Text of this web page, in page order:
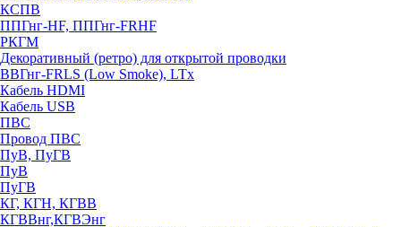
КСПВ
ППГнг-HF, ППГнг-FRHF
РКГМ
Декоративный (ретро) для открытой проводки
ВВГнг-FRLS (Low Smoke), LTx
Кабель HDMI
Кабель USB
ПВС
Провод ПВС
ПуВ, ПуГВ
ПуВ
ПуГВ
КГ, КГН, КГВВ
КГВВнг,КГВЭнг